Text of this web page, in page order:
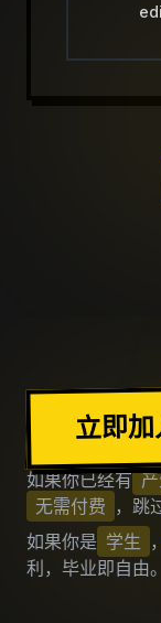
加入出
立即
如果你已经有
无需付费 ，跳
如果你是 学生 ，
利，毕业即自由。